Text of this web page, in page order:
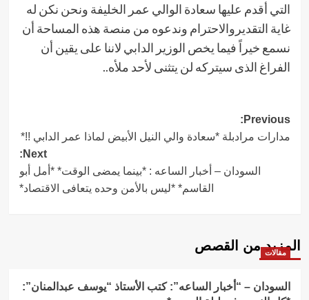
التي أقدم عليها سعادة الوالي عمر الخليفة ونحن نكن له
غاية التقديروالاحترام وندعوه من منصة هذه المساحة أن
نسمع خيراً فيما يخص الوزير الدابي لاننا على يقين أن
الفراغ الذى سيتركه لن يتثنى لأحد ملأه..
Post
navigation
Previous:
مدارات مرادبلة *سعادة والي النيل الأبيض لماذا عمر الدابي !!*
Next:
السودان – أخبار الساعه : *بينما يمضى الوقت* *أمل أبو
القاسم* *ليس بالأمن وحده يتعافى الاقتصاد*
المزيد من القصص
مقالات
السودان – “أخبار الساعه”: كتب الأستاذ “يوسف عبدالمنان”: